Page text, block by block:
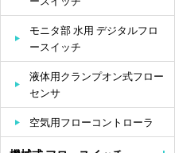
モニタ部 水用 デジタルフロ
ースイッチ
液体用クランプオン式フロー
センサ
空気用フローコントローラ